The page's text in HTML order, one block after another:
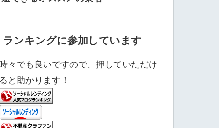
ランキングに参加しています
々でも良いですので、押していただけ
と助かります！